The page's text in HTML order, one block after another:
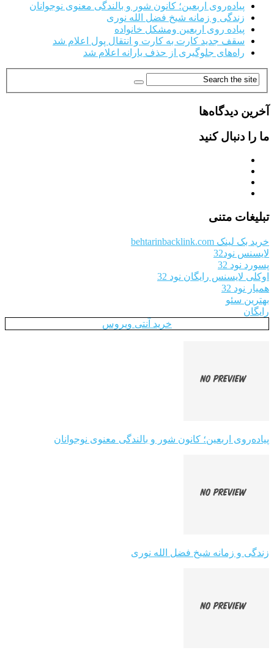
پیاده‌روی اربعین؛ کانون شور و بالندگی معنوی نوجوانان
زندگی و زمانه شیخ فضل الله نوری
پیاده روی اربعین ومشکل خانواده
سقف جدید کارت به کارت و انتقال پول اعلام شد
راه‌های جلوگیری از حذف یارانه اعلام شد
آخرین دیدگاه‌ها
ما را دنبال کنید
تبلیغات متنی
خرید بک لینک behtarinbacklink.com
لایسنس نود32
پسورد نود 32
اوکلی لایسنس رایگان نود 32
همیار نود 32
بهترین سئو
رایگان
خرید آنتی ویروس
پیاده‌روی اربعین؛ کانون شور و بالندگی معنوی نوجوانان
زندگی و زمانه شیخ فضل الله نوری